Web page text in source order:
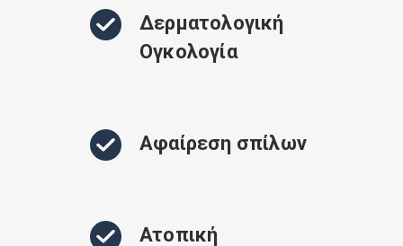
Δερματολογική
Ογκολογία
Αφαίρεση σπίλων
Ατοπική